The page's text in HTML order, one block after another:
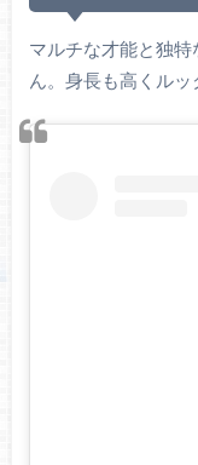
マルチな才能と独
ん。身長も高くル